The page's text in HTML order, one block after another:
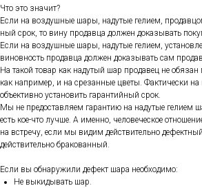
Что это зна­чит?
Ес­ли на воз­душные ша­ры, на­дутые ге­ли­ем,
ный срок, то ви­ну про­дав­ца дол­жен до­казы­вать
Ес­ли на воз­душные ша­ры, на­дутые ге­ли­ем,
винов­ность про­дав­ца дол­жен до­казы­вать сам
На та­кой то­вар как на­дутый шар про­давец не обя­зан
как нап­ри­мер, и на сре­зан­ные цве­ты. Фак­ти­чес­ки
объ­ек­тивно ус­та­новить га­ран­тий­ный срок.
Мы не пре­дос­тавля­ем га­ран­тию на на­дутые ге­ли­ем
есть кое-что луч­ше. А имен­но, че­лове­чес­кое
на встре­чу, ес­ли мы ви­дим дей­стви­тель­но
дей­стви­тель­но бра­кован­ный.
Ес­ли вы об­на­ружи­ли де­фект ша­ра не­об­хо­димо:
Не вы­киды­вать шар.